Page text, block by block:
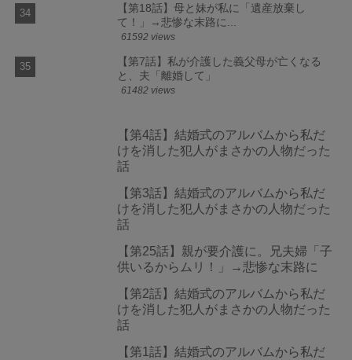
【第18話】母と妹が私に「遺産放棄し
て！」→悲惨な末路に...
61592 views
【第7話】私が介護した義父母が亡くなる
と、夫「離婚して」
61482 views
【第4話】結婚式のアルバムから私だ
けを消した犯人がまさかの人物だった
話
【第3話】結婚式のアルバムから私だ
けを消した犯人がまさかの人物だった
話
【第25話】親が要介護に。兄夫婦「子
供いるからムリ！」→悲惨な末路に
【第2話】結婚式のアルバムから私だ
けを消した犯人がまさかの人物だった
話
【第1話】結婚式のアルバムから私だ